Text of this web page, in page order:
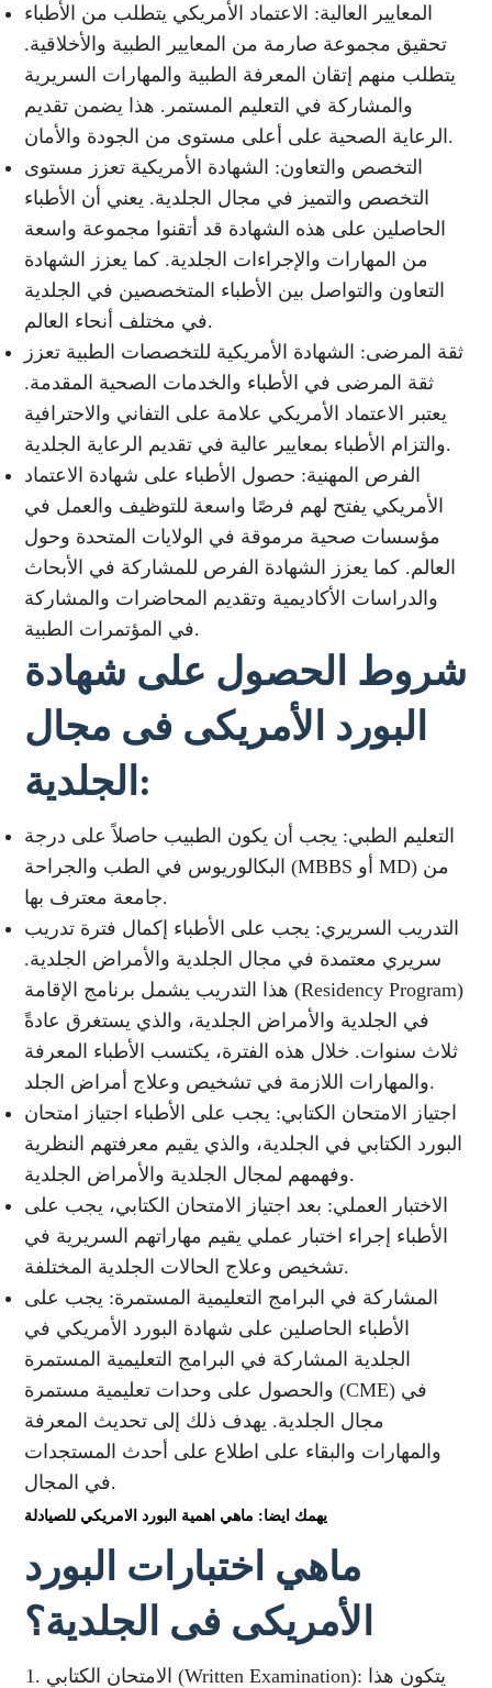
المعايير العالية: الاعتماد الأمريكي يتطلب من الأطباء
تحقيق مجموعة صارمة من المعايير الطبية والأخلاقية.
يتطلب منهم إتقان المعرفة الطبية والمهارات السريرية
والمشاركة في التعليم المستمر. هذا يضمن تقديم
الرعاية الصحية على أعلى مستوى من الجودة والأمان.
التخصص والتعاون: الشهادة الأمريكية تعزز مستوى
التخصص والتميز في مجال الجلدية. يعني أن الأطباء
الحاصلين على هذه الشهادة قد أتقنوا مجموعة واسعة
من المهارات والإجراءات الجلدية. كما يعزز الشهادة
التعاون والتواصل بين الأطباء المتخصصين في الجلدية
في مختلف أنحاء العالم.
ثقة المرضى: الشهادة الأمريكية للتخصصات الطبية تعزز
ثقة المرضى في الأطباء والخدمات الصحية المقدمة.
يعتبر الاعتماد الأمريكي علامة على التفاني والاحترافية
والتزام الأطباء بمعايير عالية في تقديم الرعاية الجلدية.
الفرص المهنية: حصول الأطباء على شهادة الاعتماد
الأمريكي يفتح لهم فرصًا واسعة للتوظيف والعمل في
مؤسسات صحية مرموقة في الولايات المتحدة وحول
العالم. كما يعزز الشهادة الفرص للمشاركة في الأبحاث
والدراسات الأكاديمية وتقديم المحاضرات والمشاركة
في المؤتمرات الطبية.
شروط الحصول على شهادة
البورد الأمريكى فى مجال
الجلدية:
التعليم الطبي: يجب أن يكون الطبيب حاصلاً على درجة
البكالوريوس في الطب والجراحة (MBBS أو MD) من
جامعة معترف بها.
التدريب السريري: يجب على الأطباء إكمال فترة تدريب
سريري معتمدة في مجال الجلدية والأمراض الجلدية.
هذا التدريب يشمل برنامج الإقامة (Residency Program)
في الجلدية والأمراض الجلدية، والذي يستغرق عادةً
ثلاث سنوات. خلال هذه الفترة، يكتسب الأطباء المعرفة
والمهارات اللازمة في تشخيص وعلاج أمراض الجلد.
اجتياز الامتحان الكتابي: يجب على الأطباء اجتياز امتحان
البورد الكتابي في الجلدية، والذي يقيم معرفتهم النظرية
وفهمهم لمجال الجلدية والأمراض الجلدية.
الاختبار العملي: بعد اجتياز الامتحان الكتابي، يجب على
الأطباء إجراء اختبار عملي يقيم مهاراتهم السريرية في
تشخيص وعلاج الحالات الجلدية المختلفة.
المشاركة في البرامج التعليمية المستمرة: يجب على
الأطباء الحاصلين على شهادة البورد الأمريكي في
الجلدية المشاركة في البرامج التعليمية المستمرة
والحصول على وحدات تعليمية مستمرة (CME) في
مجال الجلدية. يهدف ذلك إلى تحديث المعرفة
والمهارات والبقاء على اطلاع على أحدث المستجدات
في المجال.
يهمك ايضا: ماهي اهمية البورد الامريكي للصيادلة
ماهي اختبارات البورد
الأمريكى فى الجلدية؟
الامتحان الكتابي (Written Examination): يتكون هذا